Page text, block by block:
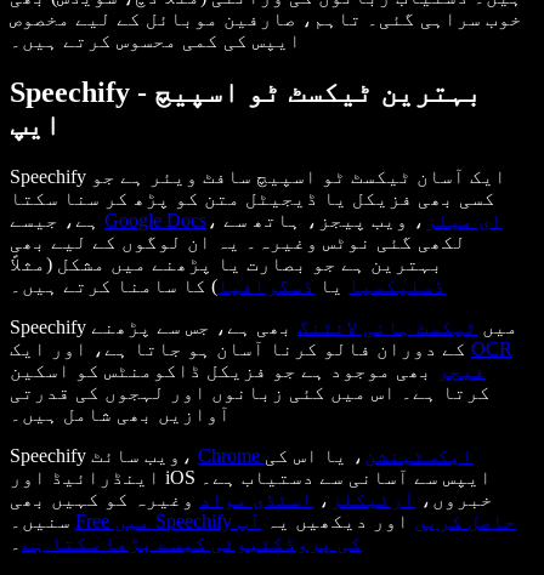
خوب سراہی گئی۔ تاہم، صارفین موبائل کے لیے مخصوص
ایپس کی کمی محسوس کرتے ہیں۔
Speechify - بہترین ٹیکسٹ ٹو اسپیچ
ایپ
Speechify ایک آسان ٹیکسٹ ٹو اسپیچ سافٹ ویئر ہے جو
کسی بھی فزیکل یا ڈیجیٹل متن کو پڑھ کر سنا سکتا
Google Docs ، ای میلز ، ویب پیجز، ہاتھ سے
لکھی گئی نوٹس وغیرہ۔ یہ ان لوگوں کے لیے بھی
بہترین ہے جو بصارت یا پڑھنے میں مشکل (مثلاً
ڈسلیکسیا
یا ڈسگرافیا ) کا سامنا کرتے ہیں۔
Speechify میں ٹیکسٹ ہائی لائٹنگ بھی ہے، جس سے پڑھنے
OCR
فیچر
بھی موجود ہے جو فزیکل ڈاکومنٹس کو اسکین
کرتا ہے۔ اس میں کئی زبانوں اور لہجوں کی قدرتی
آوازیں بھی شامل ہیں۔
Speechify ویب سائٹ،
Chrome ایکسٹینشن ، یا اس کی
اینڈرائیڈ اور iOS ایپس سے آسانی سے دستیاب ہے۔
خبروں،
آرٹیکلز ، اسٹڈی مواد وغیرہ کو کہیں بھی
Free میں Speechify حاصل کریں اور دیکھیں یہ
آپ
کی پروڈکٹیوٹی کیسے بڑھا سکتا ہے